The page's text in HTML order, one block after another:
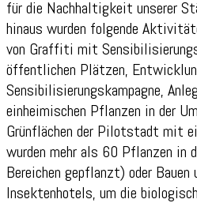
für die Nachhaltigkeit unserer
hinaus wurden folgende
von Graffiti mit
öffentlichen Plätzen,
Sensibilisierungskampagne,
einheimischen Pflanzen in der
Grünflächen der Pilotstadt mit
wurden mehr als 60 Pflanzen in
Bereichen gepflanzt) oder Bauen
Insektenhotels, um die